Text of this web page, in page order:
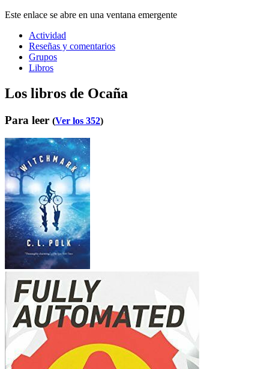
Este enlace se abre en una ventana emergente
Actividad
Reseñas y comentarios
Grupos
Libros
Los libros de Ocaña
Para leer (Ver los 352)